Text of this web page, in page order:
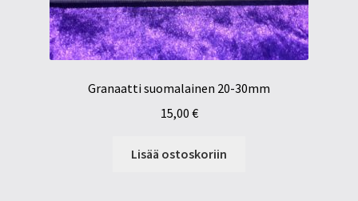
Granaatti suomalainen 20-30mm
15,00 €
Lisää ostoskoriin